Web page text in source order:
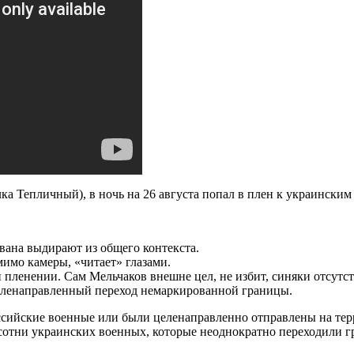
Тепличный), в ночь на 26 августа попал в плен к
выдирают из общего контекста.
камеры, «читает» глазами.
Сам Мельчаков внешне цел, не избит, синяки
переход немаркированной границы.
военные или были целенаправленно отправлены на
украинских военных, которые неоднократно переходили